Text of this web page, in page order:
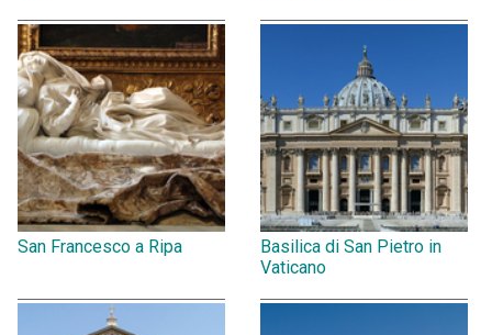
San Francesco a Ripa
Basilica di San Pietro in
Vaticano